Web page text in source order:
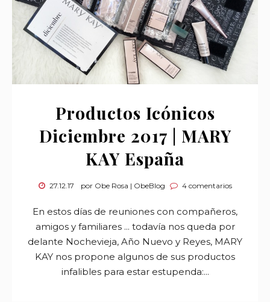
Productos Icónicos
Diciembre 2017 | MARY
KAY España
27.12.17 por Obe Rosa | ObeBlog 4 comentarios
En estos días de reuniones con compañeros,
amigos y familiares ... todavía nos queda por
delante Nochevieja, Año Nuevo y Reyes, MARY
KAY nos propone algunos de sus productos
infalibles para estar estupenda:...